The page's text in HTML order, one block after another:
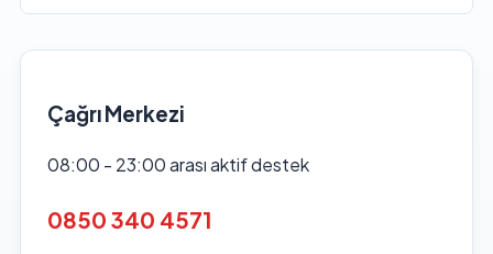
Çağrı Merkezi
08:00 - 23:00 arası aktif destek
0850 340 4571